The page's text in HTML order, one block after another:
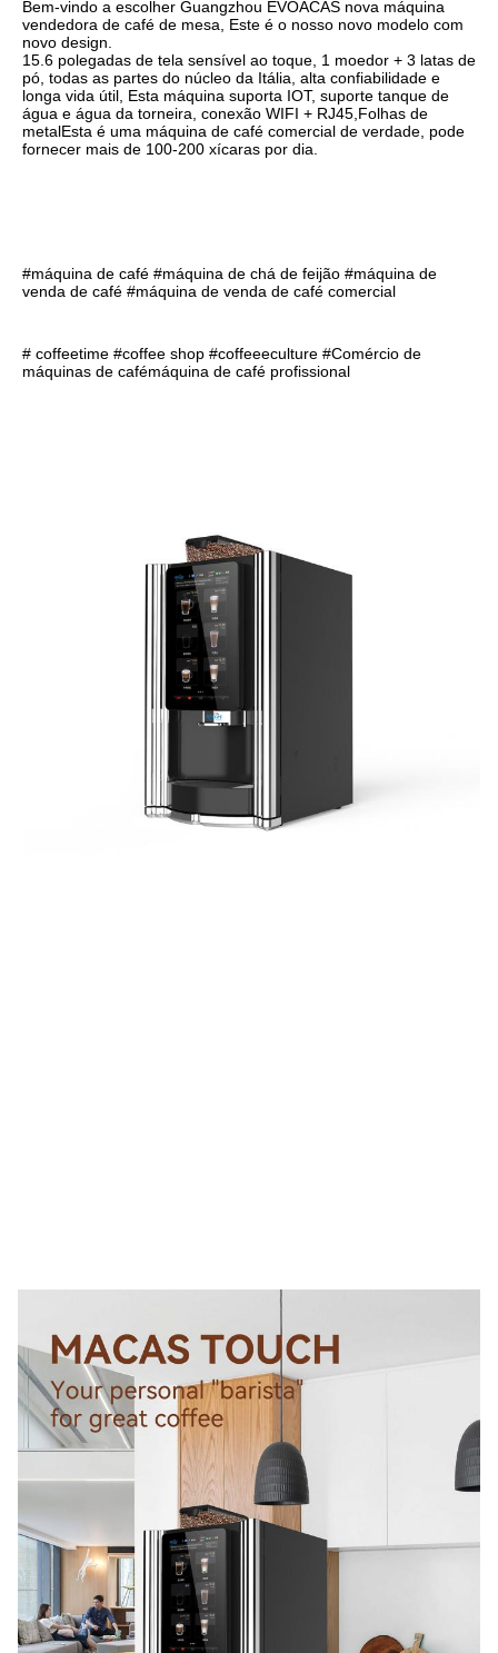
Bem-vindo a escolher Guangzhou EVOACAS nova máquina
vendedora de café de mesa, Este é o nosso novo modelo com
novo design.
15.6 polegadas de tela sensível ao toque, 1 moedor + 3 latas de
pó, todas as partes do núcleo da Itália, alta confiabilidade e
longa vida útil, Esta máquina suporta IOT, suporte tanque de
água e água da torneira, conexão WIFI + RJ45,Folhas de
metalEsta é uma máquina de café comercial de verdade, pode
fornecer mais de 100-200 xícaras por dia.
#máquina de café #máquina de chá de feijão #máquina de
venda de café #máquina de venda de café comercial
# coffeetime #coffee shop #coffeeeculture #Comércio de
máquinas de cafémáquina de café profissional